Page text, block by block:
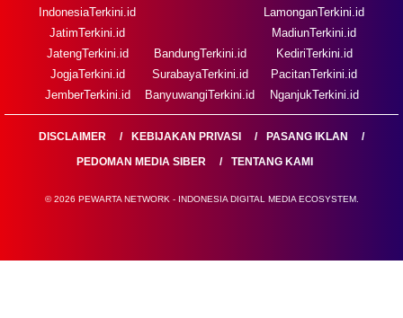
IndonesiaTerkini.id
JatimTerkini.id
JatengTerkini.id
JogjaTerkini.id
JemberTerkini.id
BandungTerkini.id
SurabayaTerkini.id
BanyuwangiTerkini.id
LamonganTerkini.id
MadiunTerkini.id
KediriTerkini.id
PacitanTerkini.id
NganjukTerkini.id
DISCLAIMER KEBIJAKAN PRIVASI
PASANG IKLAN
PEDOMAN MEDIA SIBER
TENTANG KAMI
© 2026 PEWARTA NETWORK - INDONESIA DIGITAL MEDIA ECOSYSTEM.